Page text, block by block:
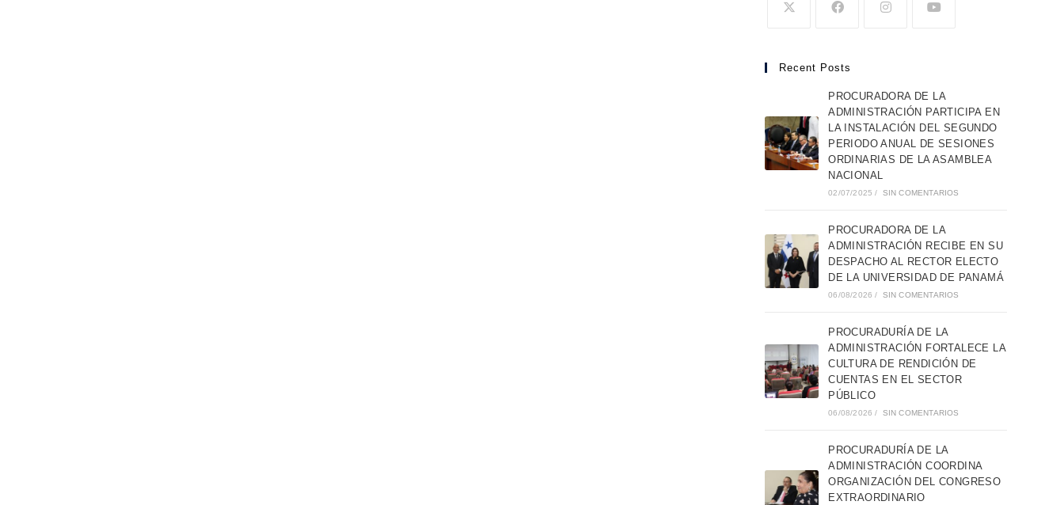
Recent Posts
PROCURADORA DE LA
ADMINISTRACIÓN PARTICIPA EN
LA INSTALACIÓN DEL SEGUNDO
PERIODO ANUAL DE SESIONES
ORDINARIAS DE LA ASAMBLEA
NACIONAL
02/07/2025 / SIN COMENTARIOS
PROCURADORA DE LA
ADMINISTRACIÓN RECIBE EN SU
DESPACHO AL RECTOR ELECTO
DE LA UNIVERSIDAD DE PANAMÁ
06/08/2026 / SIN COMENTARIOS
PROCURADURÍA DE LA
ADMINISTRACIÓN FORTALECE LA
CULTURA DE RENDICIÓN DE
CUENTAS EN EL SECTOR
PÚBLICO
06/08/2026 / SIN COMENTARIOS
PROCURADURÍA DE LA
ADMINISTRACIÓN COORDINA
ORGANIZACIÓN DEL CONGRESO
EXTRAORDINARIO